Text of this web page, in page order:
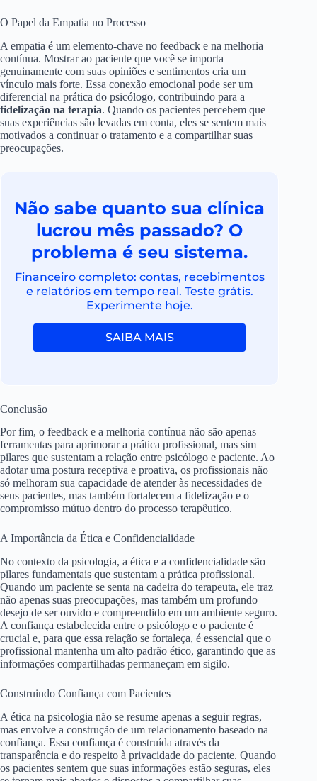
O Papel da Empatia no Processo
A empatia é um elemento-chave no feedback e na melhoria
contínua. Mostrar ao paciente que você se importa
genuinamente com suas opiniões e sentimentos cria um
vínculo mais forte. Essa conexão emocional pode ser um
diferencial na prática do psicólogo, contribuindo para a
fidelização na terapia. Quando os pacientes percebem que
suas experiências são levadas em conta, eles se sentem mais
motivados a continuar o tratamento e a compartilhar suas
preocupações.
Não sabe quanto sua clínica
lucrou mês passado? O
problema é seu sistema.
Financeiro completo: contas, recebimentos
e relatórios em tempo real. Teste grátis.
Experimente hoje.
SAIBA MAIS
Conclusão
Por fim, o feedback e a melhoria contínua não são apenas
ferramentas para aprimorar a prática profissional, mas sim
pilares que sustentam a relação entre psicólogo e paciente. Ao
adotar uma postura receptiva e proativa, os profissionais não
só melhoram sua capacidade de atender às necessidades de
seus pacientes, mas também fortalecem a fidelização e o
compromisso mútuo dentro do processo terapêutico.
A Importância da Ética e Confidencialidade
No contexto da psicologia, a ética e a confidencialidade são
pilares fundamentais que sustentam a prática profissional.
Quando um paciente se senta na cadeira do terapeuta, ele traz
não apenas suas preocupações, mas também um profundo
desejo de ser ouvido e compreendido em um ambiente seguro.
A confiança estabelecida entre o psicólogo e o paciente é
crucial e, para que essa relação se fortaleça, é essencial que o
profissional mantenha um alto padrão ético, garantindo que as
informações compartilhadas permaneçam em sigilo.
Construindo Confiança com Pacientes
A ética na psicologia não se resume apenas a seguir regras,
mas envolve a construção de um relacionamento baseado na
confiança. Essa confiança é construída através da
transparência e do respeito à privacidade do paciente. Quando
os pacientes sentem que suas informações estão seguras, eles